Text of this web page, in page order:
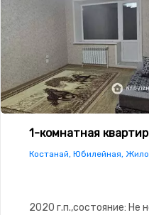
1-комнатная
Костанай, Юбилейная,
2020 г.п.,состояние: Не